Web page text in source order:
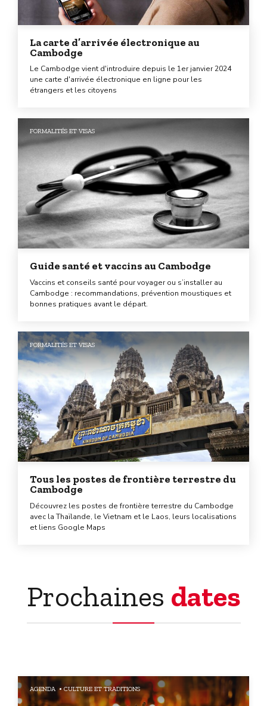
La carte d’arrivée électronique au
Cambodge
Le Cambodge vient d'introduire depuis le 1er janvier 2024
une carte d'arrivée électronique en ligne pour les
étrangers et les citoyens
FORMALITÉS ET VISAS
Guide santé et vaccins au Cambodge
Vaccins et conseils santé pour voyager ou s’installer au
Cambodge : recommandations, prévention moustiques et
bonnes pratiques avant le départ.
FORMALITÉS ET VISAS
Tous les postes de frontière terrestre du
Cambodge
Découvrez les postes de frontière terrestre du Cambodge
avec la Thaïlande, le Vietnam et le Laos, leurs localisations
et liens Google Maps
Prochaines dates
AGENDA CULTURE ET TRADITIONS